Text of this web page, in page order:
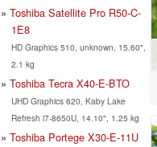
Toshiba Satellite Pro R50-C-
1E8
HD Graphics 510, unknown, 15.60",
2.1 kg
Toshiba Tecra X40-E-BTO
UHD Graphics 620, Kaby Lake
Refresh i7-8650U, 14.10", 1.25 kg
Toshiba Portege X30-E-11U